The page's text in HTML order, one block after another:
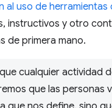
al uso de herramientas
instructivos y otro
de primera mano.
cualquier actividad
que las personas